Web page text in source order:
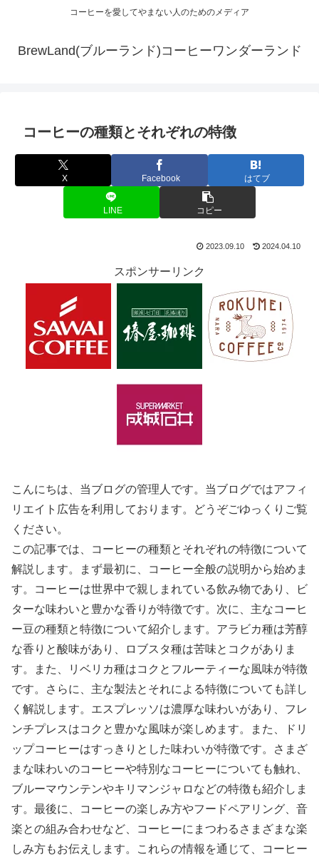
コーヒーを愛してやまない人のためのメディア
BrewLand(ブルーランド)コーヒーワンダーランド
コーヒーの種類とそれぞれの特徴
X Facebook はてブ
LINE コピー
2023.09.10 2024.04.10
スポンサーリンク
こんにちは、当ブログの管理人です。当ブログではアフィ
リエイト広告を利用しております。どうぞごゆっくりご覧
ください。
この記事では、コーヒーの種類とそれぞれの特徴について
解説します。まず最初に、コーヒー全般の説明から始めま
す。コーヒーは世界中で親しまれている飲み物であり、ビ
ターな味わいと豊かな香りが特徴です。次に、主なコーヒ
ー豆の種類と特徴について紹介します。アラビカ種は芳醇
な香りと酸味があり、ロブスタ種は苦味とコクがありま
す。また、リベリカ種はコクとフルーティーな風味が特徴
です。さらに、主な製法とそれによる特徴についても詳し
く解説します。エスプレッソは濃厚な味わいがあり、フレ
ンチプレスはコクと豊かな風味が楽しめます。また、ドリ
ップコーヒーはすっきりとした味わいが特徴です。さまざ
まな味わいのコーヒーや特別なコーヒーについても触れ、
ブルーマウンテンやキリマンジャロなどの特徴も紹介しま
す。最後に、コーヒーの楽しみ方やフードペアリング、音
楽との組み合わせなど、コーヒーにまつわるさまざまな楽
しみ方もお伝えします。これらの情報を通じて、コーヒー